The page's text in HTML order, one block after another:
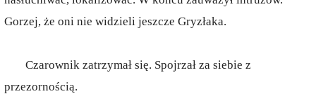
Gorzej, że oni nie widzieli jeszcze Gryzłaka.
Czarownik zatrzymał się. Spojrzał za siebie z
przezornością.